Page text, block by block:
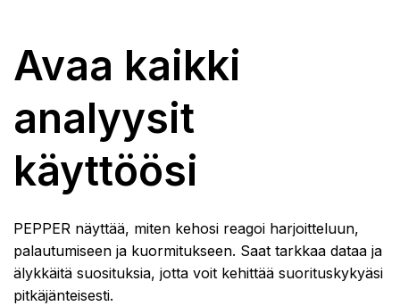
Avaa kaikki
analyysit
käyttöösi
PEPPER näyttää, miten kehosi reagoi harjoitteluun,
palautumiseen ja kuormitukseen. Saat tarkkaa dataa ja
älykkäitä suosituksia, jotta voit kehittää suorituskykyäsi
pitkäjänteisesti.